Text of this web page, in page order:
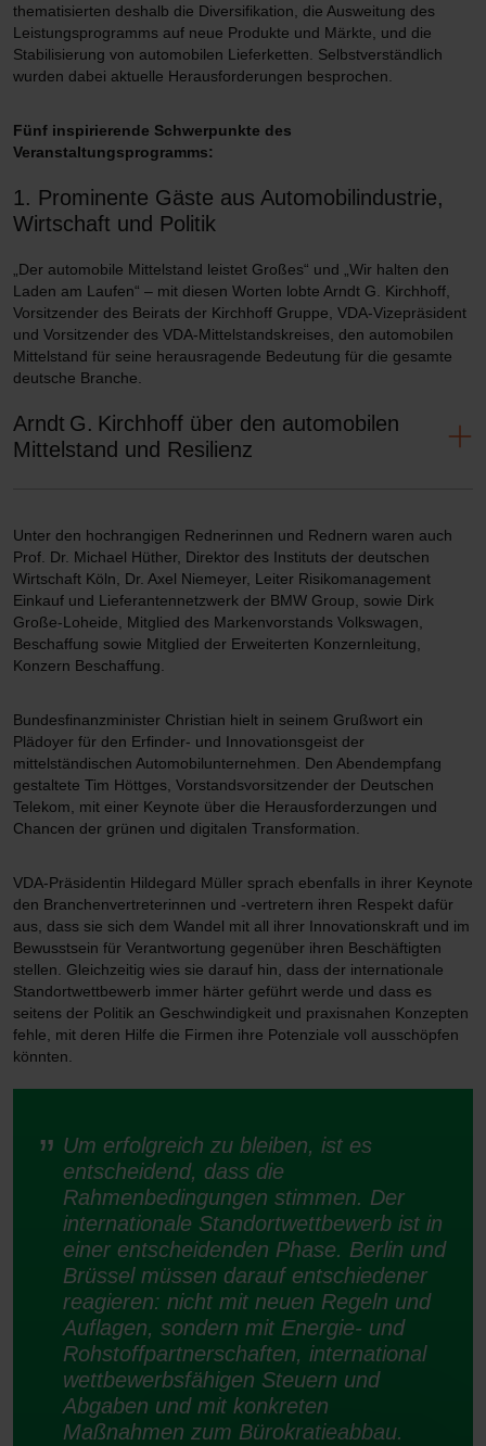
thematisierten deshalb die Diversifikation, die Ausweitung des
Leistungsprogramms auf neue Produkte und Märkte, und die
Stabilisierung von automobilen Lieferketten. Selbstverständlich
wurden dabei aktuelle Herausforderungen besprochen.
Fünf inspirierende Schwerpunkte des
Veranstaltungsprogramms:
1. Prominente Gäste­­ aus Automobilindustrie,
Wirtschaft und Politik
„Der automobile Mittelstand leistet Großes“ und „Wir halten den
Laden am Laufen“ – mit diesen Worten lobte Arndt G. Kirchhoff,
Vorsitzender des Beirats der Kirchhoff Gruppe, VDA-Vizepräsident
und Vorsitzender des VDA-Mittelstandskreises, den automobilen
Mittelstand für seine herausragende Bedeutung für die gesamte
deutsche Branche.
Arndt G. Kirchhoff über den automobilen
Mittelstand und Resilienz
wird, stammt von einem mittelständischen Unternehmen. Wir
halten den Laden am Laufen. Umso wichtiger ist es, dass die
Politik diese Anstrengungen anerkennt und durch die richtigen
Rahmenbedingungen unterstützt. Vor allem müssen die
Energiekosten kurzfristig und effektiv gesenkt werden, um den
Unternehmen Luft zu verschaffen. Das ist gerade für den
automobilen Mittelstand immens wichtig.
Aufgrund der Herausforderungen der vergangenen Jahre und der
mangelnden Verfügbarkeit von Vorprodukten haben sich die
Unternehmen verstärkt mit ihrer Widerstandsfähigkeit beschäftigt
und haben ein ganzes Bündel von Maßnahmen ergriffen, um ihre
Resilienz zu erhöhen und den Herausforderungen unserer Zeit
bestmöglich begegnen zu können. Auch auf dem diesjährigen
Angelpunkt, denn der Austausch untereinander und mit den
Kunden und Lieferanten zu diesem Thema ist ungeheuer wertvoll.“
Unter den hochrangigen Rednerinnen und Rednern waren auch
Prof. Dr. Michael Hüther, Direktor des Instituts der deutschen
Wirtschaft Köln, Dr. Axel Niemeyer, Leiter Risikomanagement
Einkauf und Lieferantennetzwerk der BMW Group, sowie Dirk
Große-Loheide, Mitglied des Markenvorstands Volkswagen,
Beschaffung sowie Mitglied der Erweiterten Konzernleitung,
Konzern Beschaffung.
Bundesfinanzminister Christian hielt in seinem Grußwort ein
Plädoyer für den Erfinder- und Innovationsgeist der
mittelständischen Automobilunternehmen. Den Abendempfang
gestaltete Tim Höttges, Vorstandsvorsitzender der Deutschen
Telekom, mit einer Keynote über die Herausforderzungen und
Chancen der grünen und digitalen Transformation.
VDA-Präsidentin Hildegard Müller sprach ebenfalls in ihrer Keynote
den Branchenvertreterinnen und -vertretern ihren Respekt dafür
aus, dass sie sich dem Wandel mit all ihrer Innovationskraft und im
Bewusstsein für Verantwortung gegenüber ihren Beschäftigten
stellen. Gleichzeitig wies sie darauf hin, dass der internationale
Standortwettbewerb immer härter geführt werde und dass es
seitens der Politik an Geschwindigkeit und praxisnahen Konzepten
fehle, mit deren Hilfe die Firmen ihre Potenziale voll ausschöpfen
könnten.
Um erfolgreich zu bleiben, ist es
entscheidend, dass die
Rahmenbedingungen stimmen. Der
internationale Standortwettbewerb ist in
einer entscheidenden Phase. Berlin und
Brüssel müssen darauf entschiedener
reagieren: nicht mit neuen Regeln und
Auflagen, sondern mit Energie- und
Rohstoffpartnerschaften, international
wettbewerbsfähigen Steuern und
Abgaben und mit konkreten
Maßnahmen zum Bürokratieabbau.